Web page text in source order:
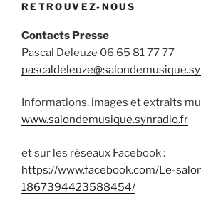
RETROUVEZ-NOUS
Contacts Presse
Pascal Deleuze 06 65 81 77 77
Informations, images et extraits
www.salondemusique.synradio.fr
et sur les réseaux Facebook :
https://www.facebook.com/Le-
1867394423588454/